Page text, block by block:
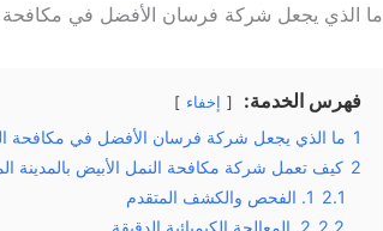
ما الذي يجعل شركة فرسان الأفضل في مكافحة
فهرس الخدمة: إخفاء
1 ما الذي يجعل شركة فرسان الأفضل في مكافحة
2 كيف تعمل شركة مكافحة النمل الأبيض بالمدينة
2.1 1. الفحص والكشف المتقدم
2.2 2. المعالجة الكيميائية الدقيقة